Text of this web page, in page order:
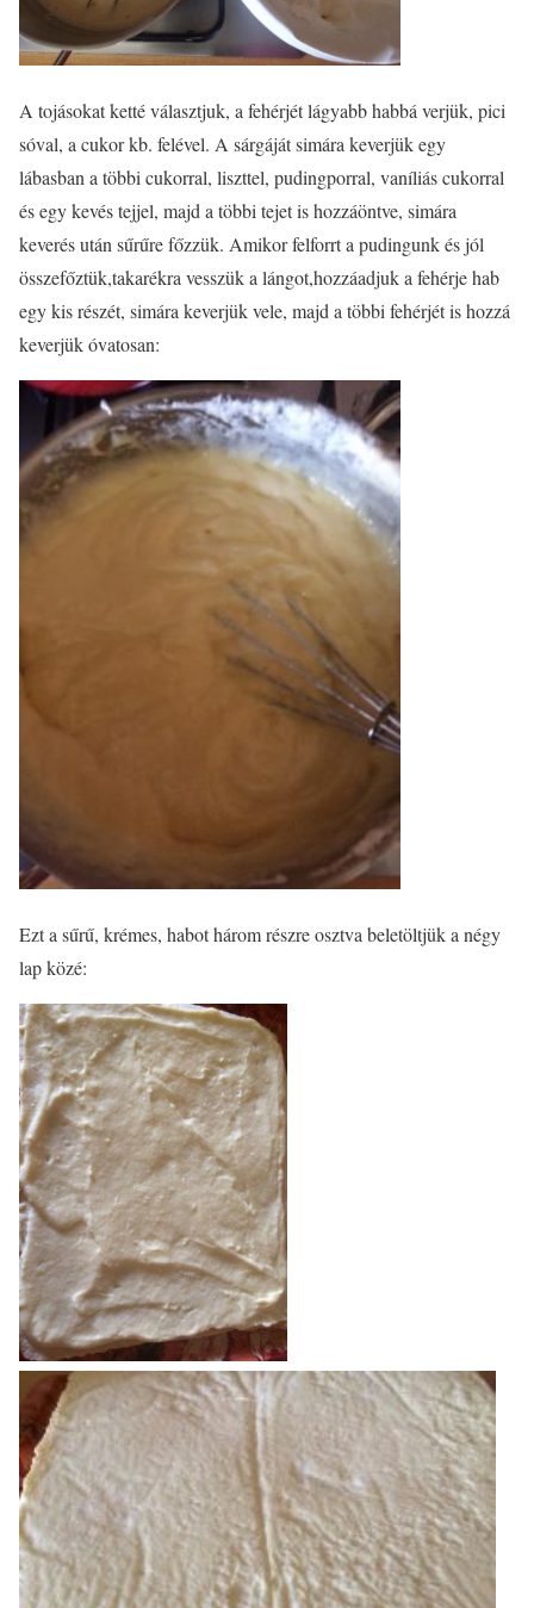
A tojásokat ketté választjuk, a fehérjét lágyabb habbá verjük, pici
sóval, a cukor kb. felével. A sárgáját simára keverjük egy
lábasban a többi cukorral, liszttel, pudingporral, vaníliás cukorral
és egy kevés tejjel, majd a többi tejet is hozzáöntve, simára
keverés után sűrűre főzzük. Amikor felforrt a pudingunk és jól
összefőztük,takarékra vesszük a lángot,hozzáadjuk a fehérje hab
egy kis részét, simára keverjük vele, majd a többi fehérjét is hozzá
keverjük óvatosan:
Ezt a sűrű, krémes, habot három részre osztva beletöltjük a négy
lap közé: